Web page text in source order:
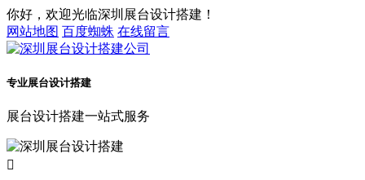
你好，欢迎光临深圳展台设计搭建！
网站地图 百度蜘蛛 在线留言
专业展台设计搭建
展台设计搭建一站式服务
